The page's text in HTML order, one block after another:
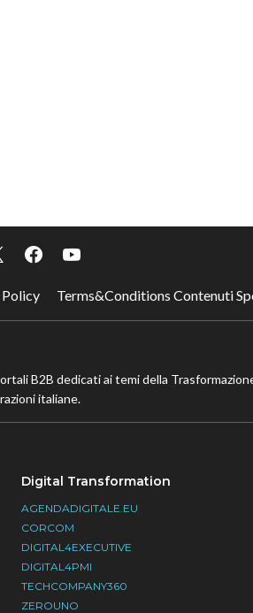
Terms&Conditions Contenuti
B2B dedicati ai temi della
italiane.
Digital Transformation
AGENDADIGITALE.EU
CORCOM
DIGITAL4EXECUTIVE
DIGITAL4PMI
TECHCOMPANY360
ZEROUNO